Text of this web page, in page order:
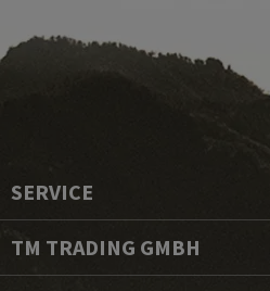
SERVICE
TM TRADING GMBH